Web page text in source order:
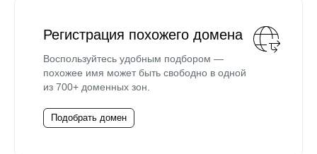
Регистрация похожего домена
Воспользуйтесь удобным подбором —
похожее имя может быть свободно в одной
из 700+ доменных зон.
Подобрать домен